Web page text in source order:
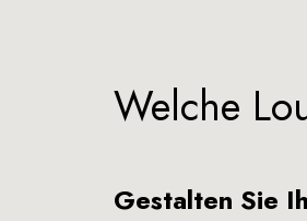
Welche
Gestalten Sie